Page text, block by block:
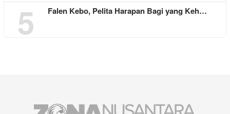
5 Falen Kebo, Pelita Harapan Bagi yang Keh…